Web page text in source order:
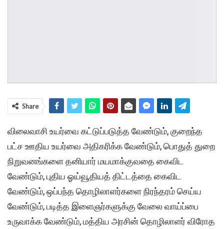
Share
விலைவாசி உயர்வை கட்டுப்படுத்த வேண்டும், குறைந்த
பட்ச ஊதிய உயர்வை அதிகரிக்க வேண்டும், பொதுத் துறை
நிறுவனங்களை தனியார் மயமாக்குவதை கைவிட
வேண்டும், புதிய ஓய்வூதியத் திட்டத்தை கைவிட
வேண்டும், ஒப்பந்த தொழிலாளர்களை நிரந்தரம் செய்ய
வேண்டும், படித்த இளைஞர்களுக்கு வேலை வாய்ப்பை
உருவாக்க வேண்டும், மத்திய அரசின் தொழிலாளர் விரோத